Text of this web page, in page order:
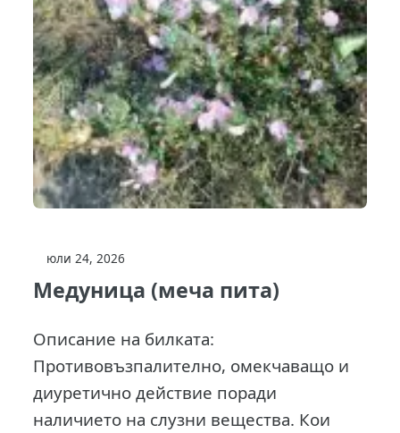
юли 24, 2026
Медуница (меча пита)
Описание на билката:
Противовъзпалително, омекчаващо и
диуретично действие поради
наличието на слузни вещества. Кои